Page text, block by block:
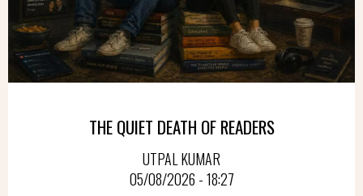
THE QUIET DEATH OF READERS
UTPAL KUMAR
05/08/2026 - 18:27